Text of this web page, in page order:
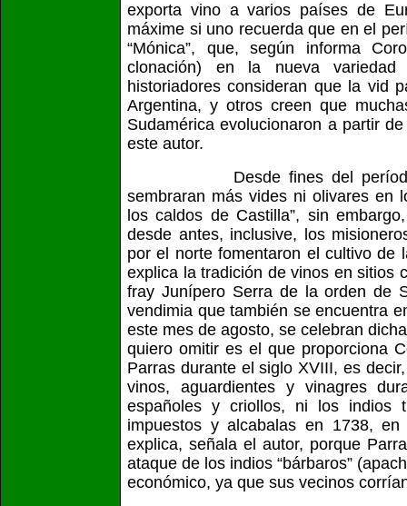
exporta vino a varios países de
máxime si uno recuerda que en el
“Mónica”, que, según informa
clonación) en la nueva variedad
historiadores consideran que la vid
Argentina, y otros creen que
Sudamérica evolucionaron a partir
este autor.
Desde fines del período
sembraran más vides ni olivares en
los caldos de Castilla”, sin
desde antes, inclusive, los
por el norte fomentaron el cultivo
explica la tradición de vinos en sitios
fray Junípero Serra de la orden de
vendimia que también se encuentra
este mes de agosto, se celebran
quiero omitir es el que proporciona
Parras durante el siglo XVIII, es
vinos, aguardientes y vinagres
españoles y criollos, ni los indios
impuestos y alcabalas en 1738,
explica, señala el autor, porque
ataque de los indios “bárbaros”
económico, ya que sus vecinos